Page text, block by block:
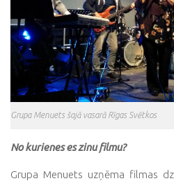
Grupa Menuets šajā vasarā Rīgas Svētkos
No kurienes es zinu filmu?
Grupa Menuets uzņēma filmas